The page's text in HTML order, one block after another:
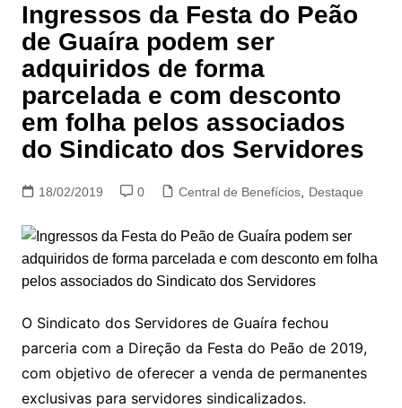
Ingressos da Festa do Peão
de Guaíra podem ser
adquiridos de forma
parcelada e com desconto
em folha pelos associados
do Sindicato dos Servidores
18/02/2019 0 Central de Benefícios, Destaque
O Sindicato dos Servidores de Guaíra fechou
parceria com a Direção da Festa do Peão de 2019,
com objetivo de oferecer a venda de permanentes
exclusivas para servidores sindicalizados.